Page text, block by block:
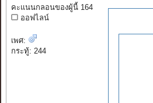
คะแนนกลอนของผู้นี้ 164
ออฟไลน์
เพศ:
กระทู้: 244